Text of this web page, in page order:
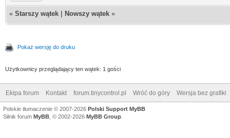
« Starszy wątek Nowszy wątek »
Pokaż wersję do druku
Użytkownicy przeglądający ten wątek: 1 gości
Ekipa forum Kontakt forum.tinycontrol.pl Wróć do góry Wersja bez grafiki
Polskie tłumaczenie © 2007-2026 Polski Support MyBB
Silnik forum MyBB , © 2002-2026 MyBB Group